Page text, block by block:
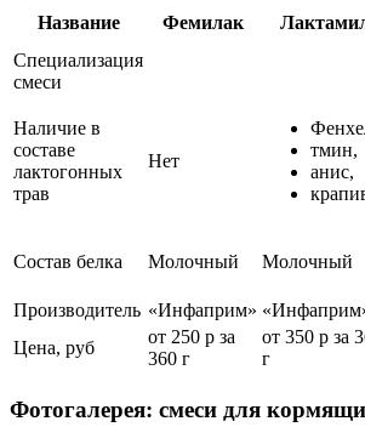
Название Фемилак
Специализация
смеси
Наличие в
составе
лактогонных
трав
Нет
тмин,
анис,
Состав белка Молочный Молочный
Производитель «Инфаприм»
Цена, руб
от 250 р за
360 г
от 350 р за
г
Фотогалерея: смеси для